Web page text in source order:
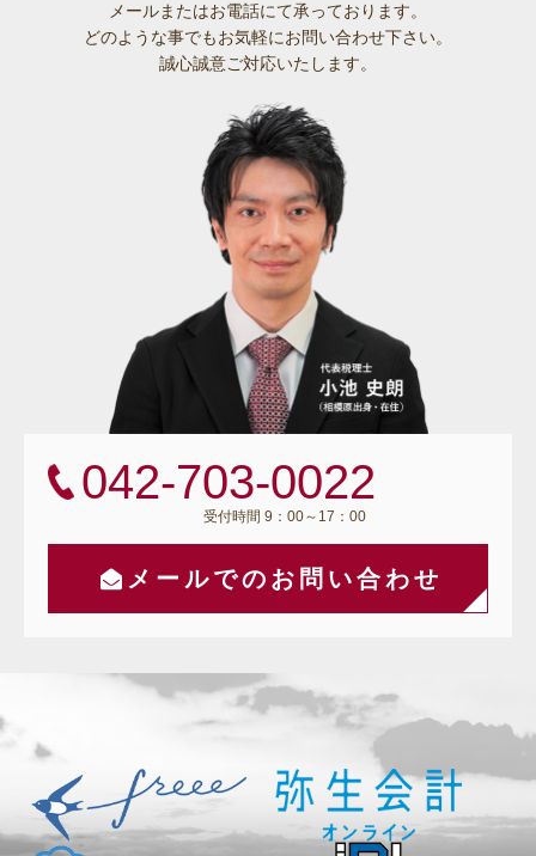
メールまたはお電話にて承っております。
どのような事でもお気軽にお問い合わせ下さい。
誠心誠意ご対応いたします。
042-703-0022
受付時間 9：00～17：00
メールでのお問い合わせ